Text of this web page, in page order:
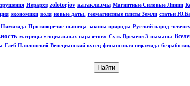
Иерархи zolotorjov катаклизмы Магнитные Силовые Линии
экономики воля новые даты. геомагнитные плиты Земли статьи
Нимизида Противоречие пьяница законы природы Русский народ
матрицы «социальных паразитов» Суть Времени 3 шаманы
Глеб Павловский Венецианский купец финансовая пирамида